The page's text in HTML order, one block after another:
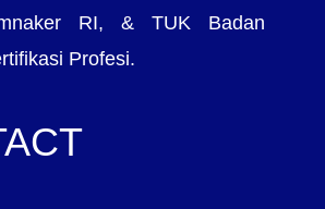
RI, & TUK Badan
Profesi.